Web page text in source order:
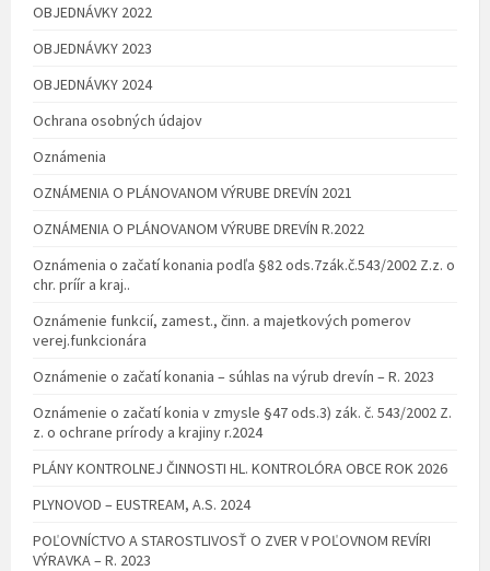
OBJEDNÁVKY 2022
OBJEDNÁVKY 2023
OBJEDNÁVKY 2024
Ochrana osobných údajov
Oznámenia
OZNÁMENIA O PLÁNOVANOM VÝRUBE DREVÍN 2021
OZNÁMENIA O PLÁNOVANOM VÝRUBE DREVÍN R.2022
Oznámenia o začatí konania podľa §82 ods.7zák.č.543/2002 Z.z. o
chr. príír a kraj..
Oznámenie funkcií, zamest., činn. a majetkových pomerov
verej.funkcionára
Oznámenie o začatí konania – súhlas na výrub drevín – R. 2023
Oznámenie o začatí konia v zmysle §47 ods.3) zák. č. 543/2002 Z.
z. o ochrane prírody a krajiny r.2024
PLÁNY KONTROLNEJ ČINNOSTI HL. KONTROLÓRA OBCE ROK 2026
PLYNOVOD – EUSTREAM, A.S. 2024
POĽOVNÍCTVO A STAROSTLIVOSŤ O ZVER V POĽOVNOM REVÍRI
VÝRAVKA – R. 2023